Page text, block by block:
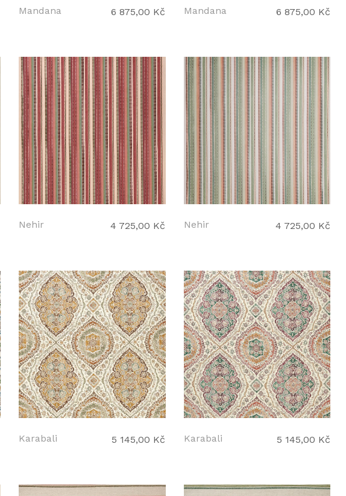
Mandana 6 875,00 Kč Mandana 6 875,00 Kč
Nehir 4 725,00 Kč Nehir 4 725,00 Kč
Karabali 5 145,00 Kč Karabali 5 145,00 Kč